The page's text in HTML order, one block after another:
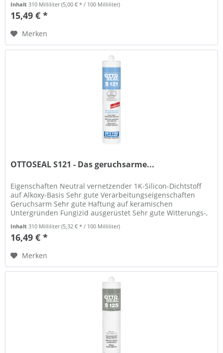
Inhalt310 Milliliter(5,00 € * / 100 Milliliter)
15,49 € *
Merken
OTTOSEAL S121 - Das geruchsarme...
Eigenschaften Neutral vernetzender 1K-Silicon-Dichtstoff
auf Alkoxy-Basis Sehr gute Verarbeitungseigenschaften
Geruchsarm Sehr gute Haftung auf keramischen
Untergründen Fungizid ausgerüstet Sehr gute Witterungs-,
Inhalt 310 Milliliter(5,32 € * / 100 Milliliter)
16,49 € *
Merken